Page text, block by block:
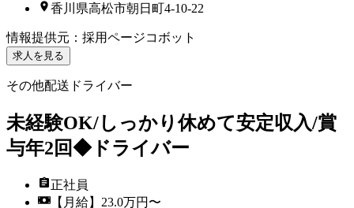
香川県高松市朝日町4-10-22
情報提供元 ： 採用ページコボット
求人を見る
その他配送ドライバー
未経験OK/しっかり休めて安定収入/賞
与年2回◆ドライバー
正社員
【月給】23.0万円〜